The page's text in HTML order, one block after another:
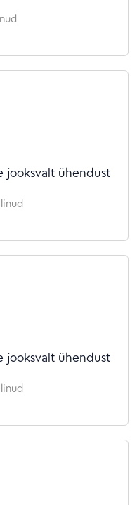
jooksvalt ühendust
jooksvalt ühendust